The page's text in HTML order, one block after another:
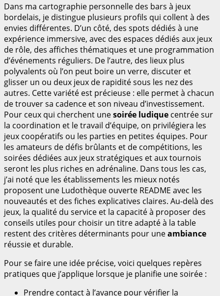
Dans ma cartographie personnelle des bars à jeux
bordelais, je distingue plusieurs profils qui collent à des
envies différentes. D’un côté, des spots dédiés à une
expérience immersive, avec des espaces dédiés aux jeux
de rôle, des affiches thématiques et une programmation
d’événements réguliers. De l’autre, des lieux plus
polyvalents où l’on peut boire un verre, discuter et
glisser un ou deux jeux de rapidité sous les nez des
autres. Cette variété est précieuse : elle permet à chacun
de trouver sa cadence et son niveau d’investissement.
Pour ceux qui cherchent unesoirée ludique centrée sur
la coordination et le travail d’équipe, on privilégiera les
jeux coopératifs ou les parties en petites équipes. Pour
les amateurs de défis brûlants et de compétitions, les
soirées dédiées aux jeux stratégiques et aux tournois
seront les plus riches en adrénaline. Dans tous les cas,
j’ai noté que les établissements les mieux notés
proposent une Ludothèque ouverte README avec les
nouveautés et des fiches explicatives claires. Au-delà des
jeux, la qualité du service et la capacité à proposer des
conseils utiles pour choisir un titre adapté à la table
restent des critères déterminants pour uneambiance
réussie et durable.
Pour se faire une idée précise, voici quelques repères
pratiques que j’applique lorsque je planifie une soirée :
Prendre contact à l’avance pour vérifier la